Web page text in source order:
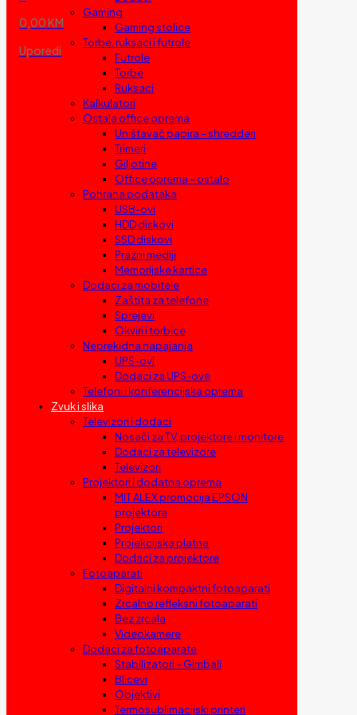
0,00 KM
Uporedi
Gaming
Gaming stolice
Torbe, ruksaci i futrole
Futrole
Torbe
Ruksaci
Kalkulatori
Ostala office oprema
Uništavač papira – shredderi
Trimeri
Giljotine
Office oprema – ostalo
Pohrana podataka
USB-ovi
HDD diskovi
SSD diskovi
Prazni mediji
Memorijske kartice
Dodaci za mobitele
Zaštita za telefone
Sprejevi
Okviri i torbice
Neprekidna napajanja
UPS-ovi
Dodaci za UPS-ove
Telefoni i konferencijska oprema
Zvuk i slika
Televizori i dodaci
Nosači za TV, projektore i monitore
Dodaci za televizore
Televizori
Projektori i dodatna oprema
MIT ALEX promocija EPSON
projektora
Projektori
Projekcijska platna
Dodaci za projektore
Fotoaparati
Digitalni kompaktni fotoaparati
Zrcalno refleksni fotoaparati
Bez zrcala
Videokamere
Dodaci za fotoaparate
Stabilizatori – Gimbali
Blicevi
Objektivi
Termosublimacijski printeri